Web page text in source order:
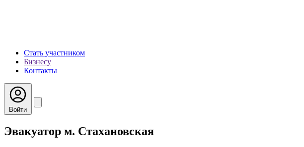
Стать участником
Бизнесу
Контакты
Войти
Эвакуатор м. Стахановская